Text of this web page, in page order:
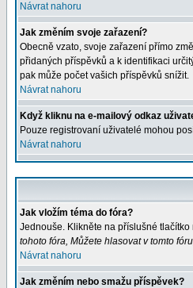
Návrat nahoru
Jak změním svoje zařazení?
Obecně vzato, svoje zařazení přímo
přidaných příspěvků a k identifikaci
pak může počet vašich příspěvků snížit.
Návrat nahoru
Když kliknu na e-mailový odkaz
Pouze registrovaní uživatelé mohou
Návrat nahoru
Jak vložím téma do fóra?
Jednouše. Klikněte na příslušné
tohoto fóra, Můžete hlasovat v tomto
Návrat nahoru
Jak změním nebo smažu příspěvek?